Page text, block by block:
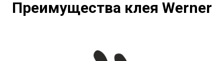
Преимущества клея Werner